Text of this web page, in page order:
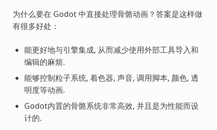
为什么要在 Godot 中直接处理骨骼动画？答案是这样做
有很多好处：
能更好地与引擎集成, 从而减少使用外部工具导入和
编辑的麻烦.
能够控制粒子系统, 着色器, 声音, 调用脚本, 颜色, 透
明度等动画.
Godot内置的骨骼系统非常高效, 并且是为性能而设
计的.